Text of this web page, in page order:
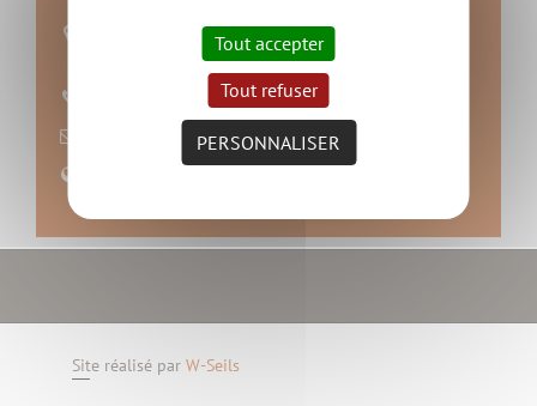
mairie de Boussay
44190 BOUSSAY
nous contacter
Site réalisé par W-Seils
Tout accepter
Tout refuser
PERSONNALISER